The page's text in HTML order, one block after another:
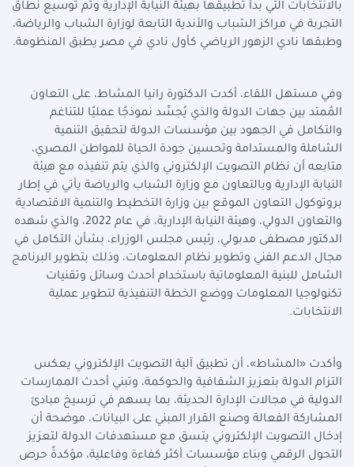
بالانتخابات التي بدأ تطبيقها بهيئة النيابة الإدارية وتم توسيع نطاق
التجربة في مراكز الشباب والأندية التابعة لوزارة الشباب والرياضة،
وطبقها نادي الزهور الرياضي كأول نادي في مصر يطبق المنظومة.
وفي مستهل اللقاء، أكدت الدكتورة رانيا المشاط، على التعاون
المُمتد بين جهات الدولة والذي يُجسِّد نموذجًا عمليًا للتناغم
والتكامل في الجهود بين مؤسسات الدولة لتحقيق التنمية
الشاملة والمستدامة وتحسين جودة الحياة للمواطن المصري،
متابعه أن نظام التصويت الإلكتروني والذي يتم تنفيذه مع هيئة
النيابة الإدارية وبالتعاون مع وزارة الشباب والرياضة يأتي في إطار
بروتوكول التعاون الموقع بين وزارة التخطيط والتنمية الاقتصادية
والتعاون الدولي، وهيئة النيابة الإدارية، في عام 2022، والذي شهده
الدكتور مصطفى مدبولي، رئيس مجلس الوزراء، بشأن التكامل في
مجال الدعم الفني وتطوير نظام المعلومات، وذلك بتطوير البرنامج
الشامل للبنية المعلوماتية باستخدام أحدث وسائل وتقنيات
تكنولوجيا المعلومات ووضع الخطة التنفيذية لتطوير عملية
الانتخابات.
وأكدت «المشاط»، أن تطبيق آلية التصويت الإلكتروني يعكس
التزام الدولة بتعزيز الشفافية والحوكمة، وتبني أحدث الممارسات
الدولية في مجالات الإدارة الحديثة، بما يسهم في ترسيخ مبادئ
المشاركة الفعالة وصنع القرار المبني على البيانات، موضحة أن
إدخال التصويت الإلكتروني يتسق مع مستهدفات الدولة لتعزيز
التحول الرقمي وبناء مؤسسات أكثر كفاءة وفاعلية، مؤكدةً حرص